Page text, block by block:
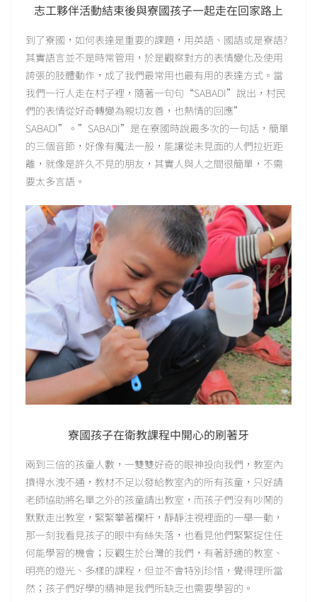
志工夥伴活動結束後與寮國孩子一起走在回家路上
到了寮國，如何表達是重要的課題，用英語、國語或是寮語?
其實語言並不是時常管用，於是觀察對方的表情變化及使用
誇張的肢體動作，成了我們最常用也最有用的表達方式。當
我們一行人走在村子裡，隨著一句句“SABADI”說出，村民
們的表情從好奇轉變為親切友善，也熱情的回應”
SABADI”。”SABADI”是在寮國時說最多次的一句話，簡單
的三個音節，好像有魔法一般，能讓從未見面的人們拉近距
離，就像是許久不見的朋友，其實人與人之間很簡單，不需
要太多言語。
寮國孩子在衛教課程中開心的刷著牙
兩到三倍的孩童人數，一雙雙好奇的眼神投向我們，教室內
擠得水洩不通，教材不足以發給教室內的所有孩童，只好請
老師協助將名單之外的孩童請出教室，而孩子們沒有吵鬧的
默默走出教室，緊緊攀著欄杆，靜靜注視裡面的一舉一動，
那一刻我看見孩子的眼中有絲失落，也看見他們緊緊捉住任
何能學習的機會；反觀生於台灣的我們，有著舒適的教室、
明亮的燈光、多樣的課程，但並不會特別珍惜，覺得理所當
然；孩子們好學的精神是我們所缺乏也需要學習的。